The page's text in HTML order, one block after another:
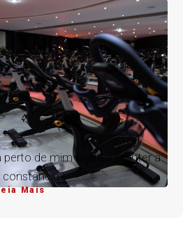
perto de mim ajuda a manter a
constância?
Mais